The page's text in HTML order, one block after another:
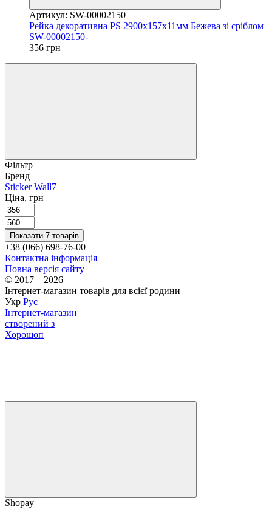
Артикул: SW-00002150
Рейка декоративна PS 2900х157х11мм Бежева зі сріблом
SW-00002150-
356 грн
Фільтр
Бренд
Sticker Wall7
Ціна, грн
Показати 7 товарів
+38 (066) 698-76-00
Контактна інформація
Повна версія сайту
© 2017—2026
Інтернет-магазин товарів для всієї родини
Укр Рус
Інтернет-магазин
створений з
Хорошоп
Shopay